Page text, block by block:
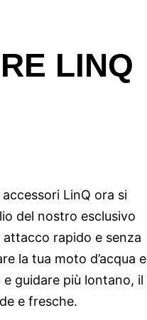
LINQ
LinQ ora si
del nostro esclusivo
rapido e senza
la tua moto d’acqua e
guidare più lontano, il
e fresche.